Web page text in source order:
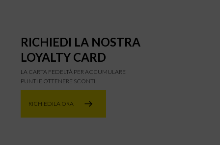
RICHIEDI LA NOSTRA
LOYALTY CARD
LA CARTA FEDELTÀ PER ACCUMULARE
PUNTI E OTTENERE SCONTI.
RICHIEDILA ORA